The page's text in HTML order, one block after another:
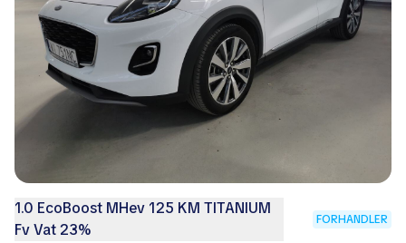
1.0 EcoBoost MHev 125 KM TITANIUM
Fv Vat 23%
FORHANDLER